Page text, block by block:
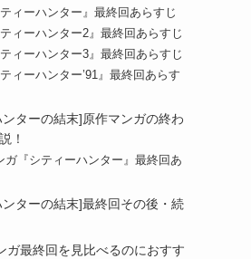
ィーハンター』最終回あらすじ
ィーハンター2』最終回あらすじ
ィーハンター3』最終回あらすじ
ィーハンター’91』最終回あらす
ターの結末]原作マンガの終わ
！
ガ『シティーハンター』最終回あ
ターの結末]最終回その後・続
ガ最終回を見比べるのにおすす